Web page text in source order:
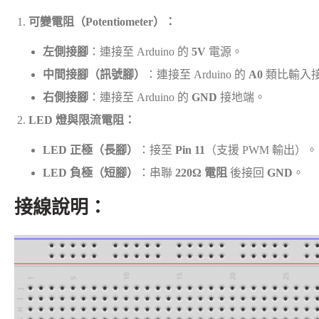
可變電阻（Potentiometer）：
左側接腳 ：連接至 Arduino 的 5V 電源。
中間接腳（訊號腳）
：連接至 Arduino 的 A0 類比輸入
右側接腳 ：連接至 Arduino 的 GND 接地端。
LED 燈與限流電阻：
LED 正極（長腳） ：接至 Pin 11
（支援 PWM 輸出）。
LED 負極（短腳）
：串聯 220Ω 電阻 後接回 GND 。
接線說明：